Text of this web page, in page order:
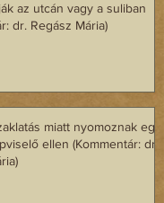
az utcán vagy a suliban
dr. Regász Mária)
miatt nyomoznak egy
ellen (Kommentár: dr.